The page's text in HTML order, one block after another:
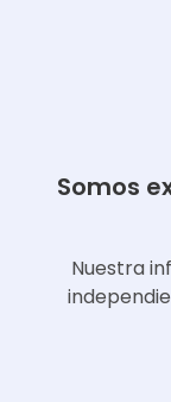
Somos
Nuestra